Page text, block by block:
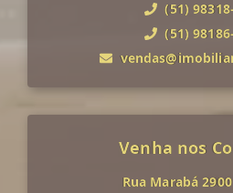
(51)
(51)
Venha nos
Rua Marabá